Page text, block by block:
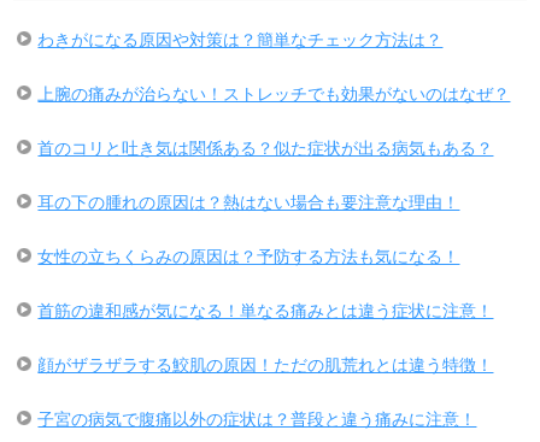
わきがになる原因や対策は？簡単なチェック方法は？
上腕の痛みが治らない！ストレッチでも効果がないのはなぜ？
首のコリと吐き気は関係ある？似た症状が出る病気もある？
耳の下の腫れの原因は？熱はない場合も要注意な理由！
女性の立ちくらみの原因は？予防する方法も気になる！
首筋の違和感が気になる！単なる痛みとは違う症状に注意！
顔がザラザラする鮫肌の原因！ただの肌荒れとは違う特徴！
子宮の病気で腹痛以外の症状は？普段と違う痛みに注意！